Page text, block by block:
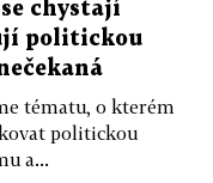
chystají
politickou
tématu, o kterém
politickou
a...